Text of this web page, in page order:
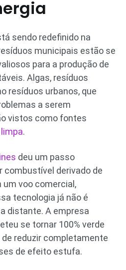
sendo redefinido na
municipais estão se
para a produção de
Algas, resíduos
resíduos urbanos, que
a serem
vistos como fontes
.
deu um passo
combustível derivado de
voo comercial,
tecnologia já não é
distante. A empresa
se tornar 100% verde
reduzir completamente
de efeito estufa.